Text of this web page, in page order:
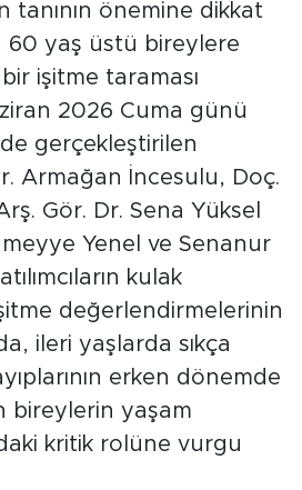
tanının önemine dikkat
60 yaş üstü bireylere
işitme taraması
2026 Cuma günü
gerçekleştirilen
Armağan İncesulu, Doç.
Gör. Dr. Sena Yüksel
Yenel ve Senanur
kulak
değerlendirmelerinin
ileri yaşlarda sıkça
erken dönemde
bireylerin yaşam
kritik rolüne vurgu